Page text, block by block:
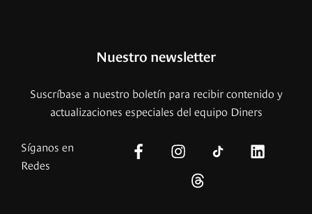
Nuestro newsletter
Suscríbase a nuestro boletín para recibir contenido y
actualizaciones especiales del equipo Diners
Síganos en
Redes